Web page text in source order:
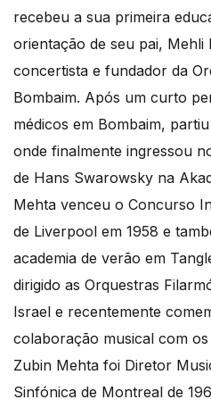
recebeu a sua primeira
orientação de seu pai,
concertista e fundador da
Bombaim. Após um curto
médicos em Bombaim,
onde finalmente ingressou
de Hans Swarowsky na
Mehta venceu o Concurso
de Liverpool em 1958 e
academia de verão em
dirigido as Orquestras
Israel e recentemente
colaboração musical com
Zubin Mehta foi Diretor
Sinfónica de Montreal de